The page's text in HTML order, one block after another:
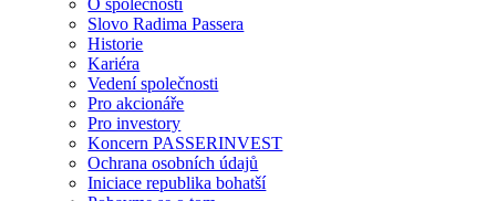
O společnosti
Slovo Radima Passera
Historie
Kariéra
Vedení společnosti
Pro akcionáře
Pro investory
Koncern PASSERINVEST
Ochrana osobních údajů
Iniciace republika bohatší